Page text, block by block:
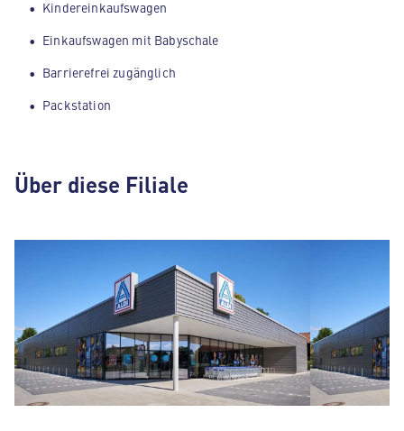
Kindereinkaufswagen
Einkaufswagen mit Babyschale
Barrierefrei zugänglich
Packstation
Über diese Filiale